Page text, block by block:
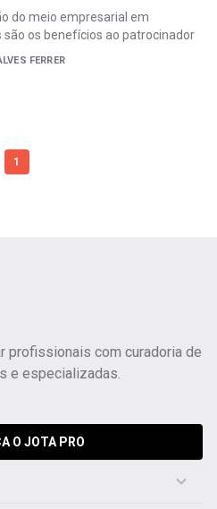
do meio empresarial em
são os benefícios ao patrocinador
FERRER
1
profissionais com curadoria de
e especializadas.
O JOTA PRO